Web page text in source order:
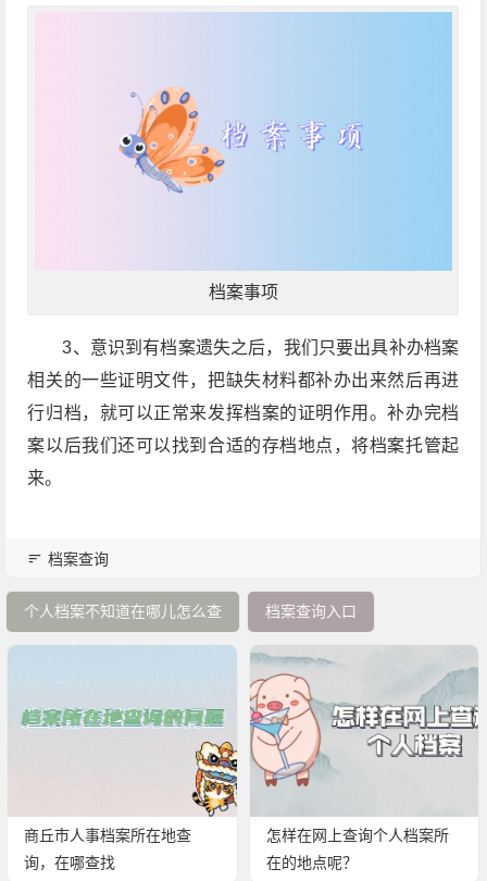
档案事项
3、意识到有档案遗失之后，我们只要出具补办档案
相关的一些证明文件，把缺失材料都补办出来然后再进
行归档，就可以正常来发挥档案的证明作用。补办完档
案以后我们还可以找到合适的存档地点，将档案托管起
来。
档案查询
个人档案不知道在哪儿怎么查 档案查询入口
商丘市人事档案所在地查
询，在哪查找
怎样在网上查询个人档案所
在的地点呢？